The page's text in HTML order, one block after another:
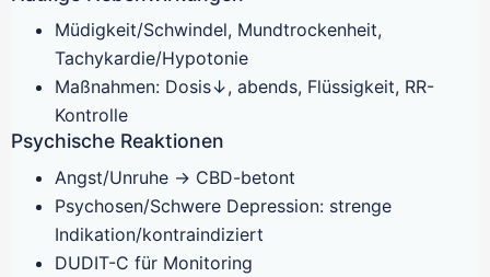
Müdigkeit/Schwindel, Mundtrockenheit,
Tachykardie/Hypotonie
Maßnahmen: Dosis↓, abends, Flüssigkeit, RR-
Kontrolle
Psychische Reaktionen
Angst/Unruhe → CBD-betont
Psychosen/Schwere Depression: strenge
Indikation/kontraindiziert
DUDIT-C für Monitoring